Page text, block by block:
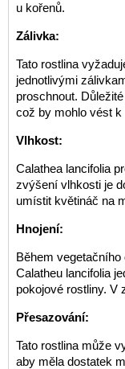
u kořenů.
Zálivka:
Tato rostlina
jednotlivými
proschnout.
což by mohlo vést k
Vlhkost:
Calathea lancifolia
zvýšení vlhkosti je
umístit květináč na
Hnojení:
Během vegetačního
Calatheu lancifolia
pokojové rostliny. V
Přesazování:
Tato rostlina může
aby měla dostatek